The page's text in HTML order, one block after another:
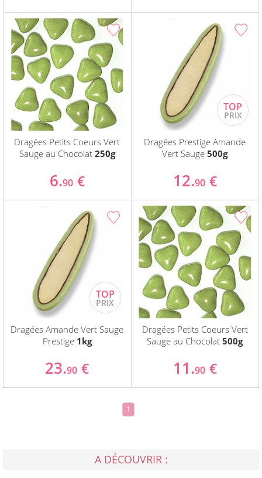
Dragées Petits Coeurs Vert
Sauge au Chocolat 250g
6.90 €
Dragées Prestige Amande
Vert Sauge500g
12.90 €
Dragées Amande Vert Sauge
Prestige 1kg
23.90 €
Dragées Petits Coeurs Vert
Sauge au Chocolat500g
11.90 €
1
A DÉCOUVRIR :